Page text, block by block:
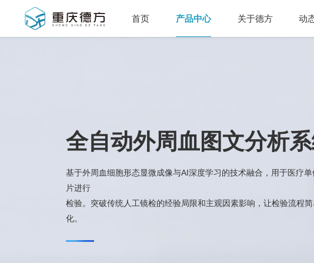
首页 产品中心 关于德方 动
全自动外周血图文分析
基于外周血细胞形态显微成像与AI深度学习的技术融合，用于医疗
片进行
检验。突破传统人工镜检的经验局限和主观因素影响，让检验流程
化。